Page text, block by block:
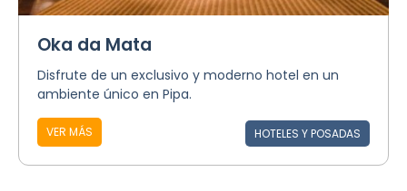
Oka da Mata
Disfrute de un exclusivo y moderno hotel en un
ambiente único en Pipa.
VER MÁS HOTELES Y POSADAS